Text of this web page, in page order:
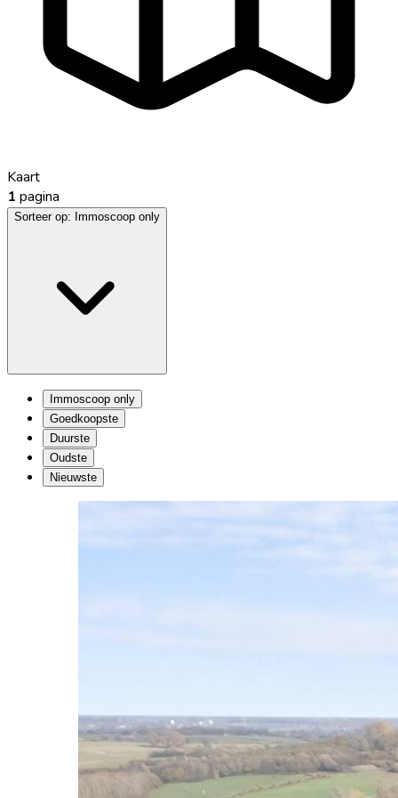
Kaart
1 pagina
Sorteer op: Immoscoop only
Immoscoop only
Goedkoopste
Duurste
Oudste
Nieuwste